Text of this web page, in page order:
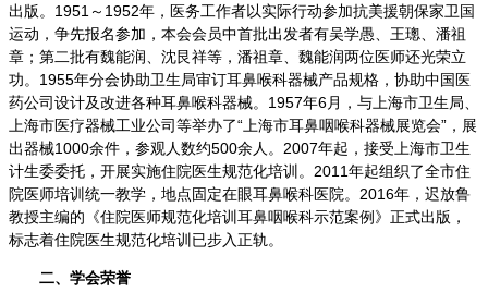
出版。1951～1952年，医务工作者以实际行动参加抗美援朝保家卫国
运动，争先报名参加，本会会员中首批出发者有吴学愚、王璁、潘祖
章；第二批有魏能润、沈艮祥等，潘祖章、魏能润两位医师还光荣立
功。1955年分会协助卫生局审订耳鼻喉科器械产品规格，协助中国医
药公司设计及改进各种耳鼻喉科器械。1957年6月，与上海市卫生局、
上海市医疗器械工业公司等举办了“上海市耳鼻咽喉科器械展览会”，展
出器械1000余件，参观人数约500余人。 2007年起，接受上海市卫生
计生委委托，开展实施住院医生规范化培训。2011年起组织了全市住
院医师培训统一教学，地点固定在眼耳鼻喉科医院。2016年，迟放鲁
教授主编的《住院医师规范化培训耳鼻咽喉科示范案例》正式出版，
标志着住院医生规范化培训已步入正轨。
二、学会荣誉